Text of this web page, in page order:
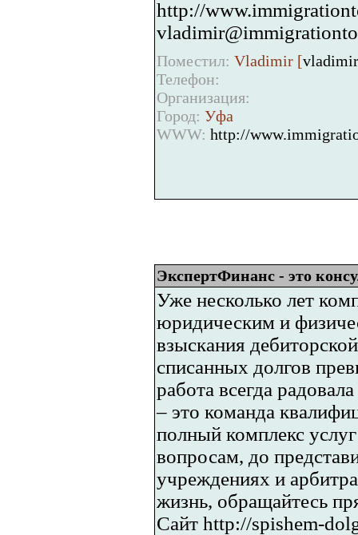
http://
Поместил: Vladimir [
Телефон:
Организация:
Город: Уфа
WWW: http://
ЭкспертФинанс - это
Уже несколько лет
юридическим и
взыскания
списанных долгов
работа всегда
– это команда
полный комплекс
вопросам, до
учреждениях и
жизнь, обращайтесь
Сайт http://spishem-